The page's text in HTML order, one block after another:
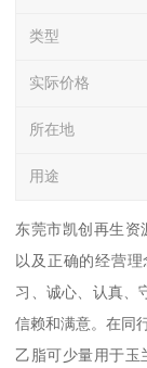
类型
实际价格
所在地
用途
东莞市凯创再生资
以及正确的经营
习、诚心、认真、
信赖和满意。在同
乙脂可少量用于玉